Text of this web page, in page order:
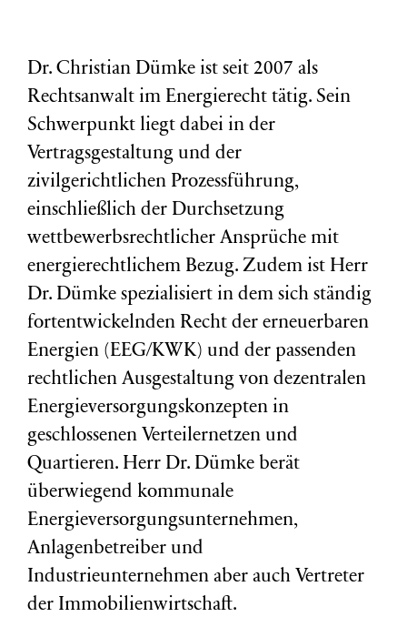
Dr. Christian Dümke ist seit 2007 als
Rechtsanwalt im Energierecht tätig. Sein
Schwerpunkt liegt dabei in der
Vertragsgestaltung und der
zivilgerichtlichen Prozessführung,
einschließlich der Durchsetzung
wettbewerbsrechtlicher Ansprüche mit
energierechtlichem Bezug. Zudem ist Herr
Dr. Dümke spezialisiert in dem sich ständig
fortentwickelnden Recht der erneuerbaren
Energien (EEG/KWK) und der passenden
rechtlichen Ausgestaltung von dezentralen
Energieversorgungskonzepten in
geschlossenen Verteilernetzen und
Quartieren. Herr Dr. Dümke berät
überwiegend kommunale
Energieversorgungsunternehmen,
Anlagenbetreiber und
Industrieunternehmen aber auch Vertreter
der Immobilienwirtschaft.